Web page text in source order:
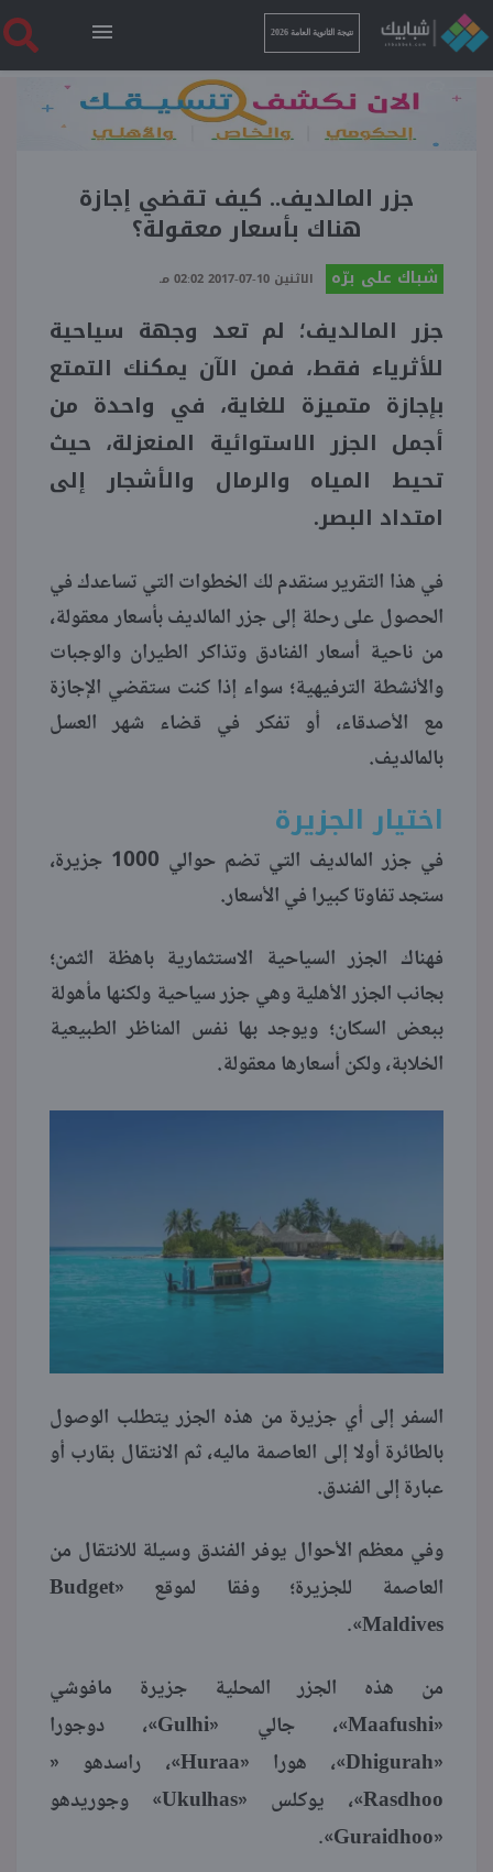
نتيجة الثانوية العامة 2026
الرئيسية
نتيجة الثانوية العامة 2026
فنجان قهوة
بوابة الطلبة
ملفات
جزر المالديف.. كيف تقضي إجازة
هناك بأسعار معقولة؟
شباك على برّه الاثنين 10-07-2017 02:02 مـ
جزر المالديف؛ لم تعد وجهة سياحية
للأثرياء فقط، فمن الآن يمكنك التمتع
بإجازة متميزة للغاية، في واحدة من
أجمل الجزر الاستوائية المنعزلة، حيث
تحيط المياه والرمال والأشجار إلى
امتداد البصر.
في هذا التقرير سنقدم لك الخطوات التي تساعدك في
الحصول على رحلة إلى جزر المالديف بأسعار معقولة،
من ناحية أسعار الفنادق وتذاكر الطيران والوجبات
والأنشطة الترفيهية؛ سواء إذا كنت ستقضي الإجازة
مع الأصدقاء، أو تفكر في قضاء شهر العسل
بالمالديف.
اختيار الجزيرة
في جزر المالديف التي تضم حوالي 1000 جزيرة،
ستجد تفاوتا كبيرا في الأسعار.
فهناك الجزر السياحية الاستثمارية باهظة الثمن؛
بجانب الجزر الأهلية وهي جزر سياحية ولكنها مأهولة
ببعض السكان؛ ويوجد بها نفس المناظر الطبيعية
الخلابة، ولكن أسعارها معقولة.
السفر إلى أي جزيرة من هذه الجزر يتطلب الوصول
بالطائرة أولا إلى العاصمة ماليه، ثم الانتقال بقارب أو
عبارة إلى الفندق.
وفي معظم الأحوال يوفر الفندق وسيلة للانتقال من
العاصمة للجزيرة؛ وفقا لموقع «Budget
Maldives
».
من هذه الجزر المحلية جزيرة مافوشي
«
Maafushi»، جالي «Gulhi»، دوجورا
«
Dhigurah»، هورا «Huraa»، راسدهو «
Rasdhoo»، يوكلس «Ukulhas» وجوريدهو
«
Guraidhoo
».